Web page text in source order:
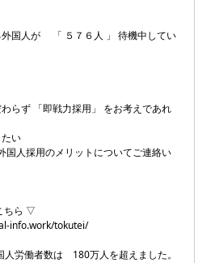
国人が 「 ５７６人 」 待機中してい
らず 「即戦力採用」 をお考えであれ
い
国人採用のメリットについてご連絡い
ら ▽
tokutei/
労働者数は 180万人を超えました。